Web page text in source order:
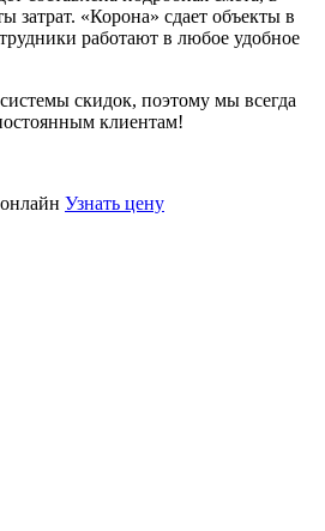
затрат. «Корона» сдает объекты в
работают в любое удобное
скидок, поэтому мы всегда
клиентам!
Узнать цену